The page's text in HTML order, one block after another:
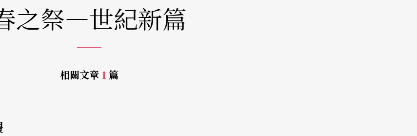
之祭—世紀新篇
相關文章 1 篇